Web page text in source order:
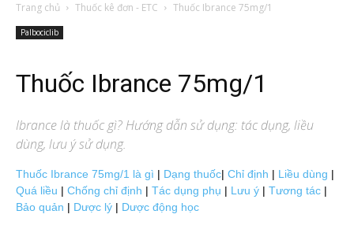
Trang chủ Thuốc kê đơn - ETC Thuốc Ibrance 75mg/1
Palbociclib
Thuốc Ibrance 75mg/1
Ibrancelà thuốc gì? Hướng dẫn sử dụng: tác dụng, liều
dùng, lưu ý sử dụng.
Thuốc Ibrance 75mg/1 là gì | Dạng thuốc| Chỉ định | Liều dùng |
Quá liều | Chống chỉ định | Tác dụng phụ | Lưu ý | Tương tác |
Bảo quản | Dược lý | Dược động học